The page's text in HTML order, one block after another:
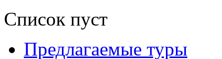
Список пуст
Предлагаемые туры